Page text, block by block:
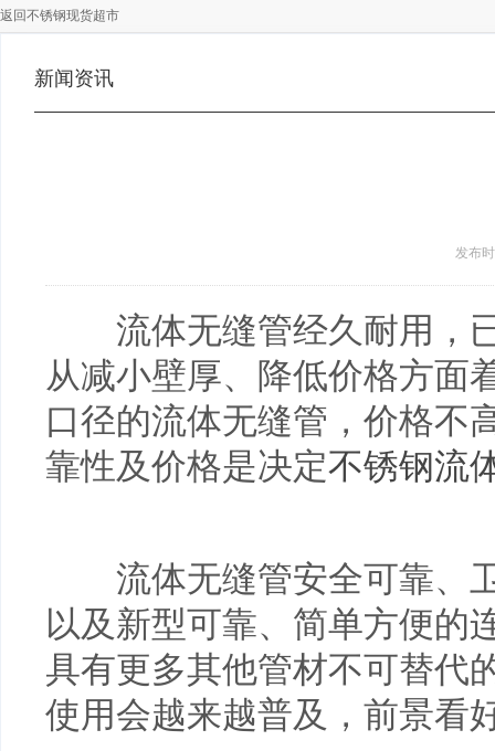
返回不锈钢现货超市
新闻资讯
发布
流体无缝管经久耐用，
从减小壁厚、降低价格方面
口径的流体无缝管，价格不
靠性及价格是决定不锈钢流
流体无缝管安全可靠、
以及新型可靠、简单方便的
具有更多其他管材不可替代
使用会越来越普及，前景看